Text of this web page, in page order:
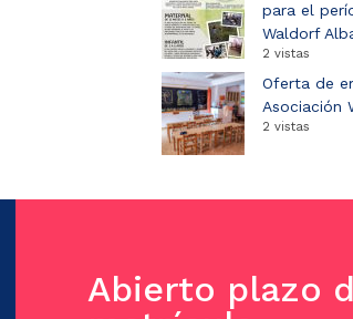
para el
Waldorf
2 vistas
Oferta de
Asociación
2 vistas
Abierto plazo